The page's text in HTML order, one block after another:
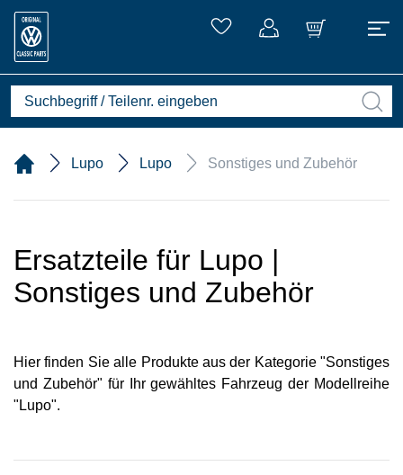
Lupo Lupo Sonstiges und Zubehör
Ersatzteile für Lupo |
Sonstiges und Zubehör
Hier finden Sie alle Produkte aus der Kategorie "Sonstiges
und Zubehör" für Ihr gewähltes Fahrzeug der Modellreihe
"Lupo".